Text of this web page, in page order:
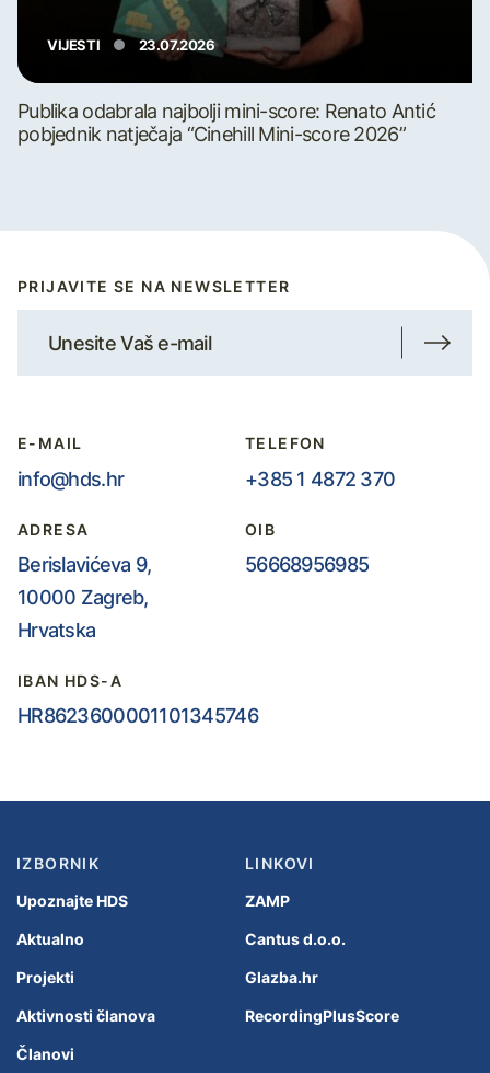
VIJESTI 23.07.2026
Publika odabrala najbolji mini-score: Renato Antić
pobjednik natječaja “Cinehill Mini-score 2026”
PRIJAVITE SE NA NEWSLETTER
E-MAIL
info@hds.hr
TELEFON
+385 1 4872 370
ADRESA
Berislavićeva 9,
10000 Zagreb,
Hrvatska
OIB
56668956985
IBAN HDS-A
HR8623600001101345746
IZBORNIK
Upoznajte HDS
Aktualno
Projekti
Aktivnosti članova
Članovi
LINKOVI
ZAMP
Cantus d.o.o.
Glazba.hr
RecordingPlusScore